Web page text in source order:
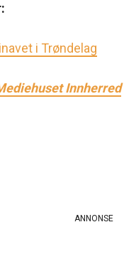
i Trøndelag
Innherred